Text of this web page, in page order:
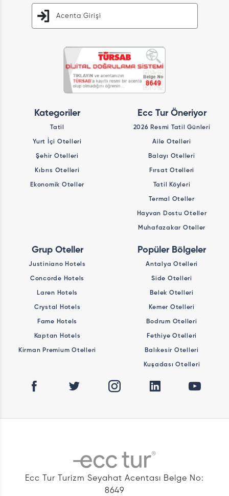
Acenta Girişi
Kategoriler
Tatil
Yurt İçi Otelleri
Şehir Otelleri
Kıbrıs Otelleri
Ekonomik Oteller
Ecc Tur Öneriyor
2026 Resmi Tatil Günleri
Aile Otelleri
Balayı Otelleri
Fırsat Otelleri
Tatil Köyleri
Termal Oteller
Hayvan Dostu Oteller
Muhafazakar Oteller
Grup Oteller
Justiniano Hotels
Concorde Hotels
Laren Hotels
Crystal Hotels
Fame Hotels
Kaptan Hotels
Kirman Premium Otelleri
Popüler Bölgeler
Antalya Otelleri
Side Otelleri
Belek Otelleri
Kemer Otelleri
Bodrum Otelleri
Fethiye Otelleri
Balıkesir Otelleri
Kuşadası Otelleri
Ecc Tur Turizm Seyahat Acentası Belge No:
8649